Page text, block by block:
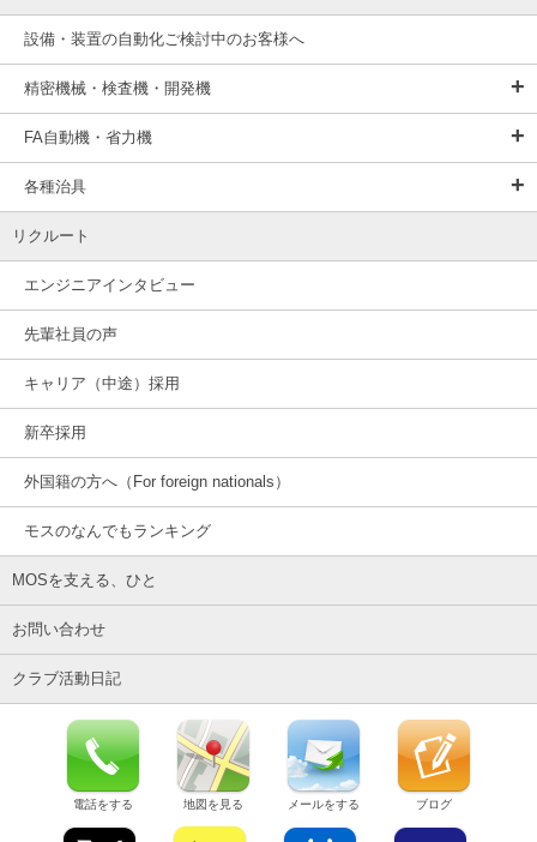
設備・装置の自動化ご検討中のお客様へ
精密機械・検査機・開発機
FA自動機・省力機
各種治具
リクルート
エンジニアインタビュー
先輩社員の声
キャリア（中途）採用
新卒採用
外国籍の方へ（For foreign nationals）
モスのなんでもランキング
MOSを支える、ひと
お問い合わせ
クラブ活動日記
電話をする 地図を見る メールをする ブログ